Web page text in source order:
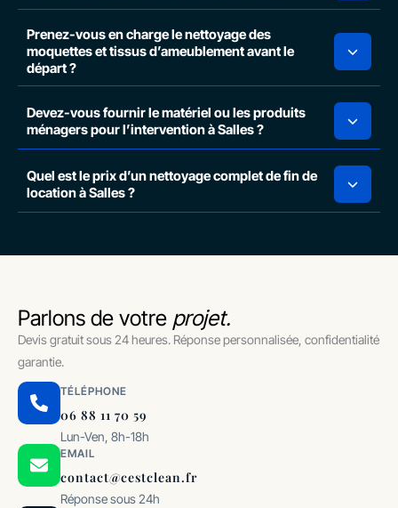
Prenez-vous en charge le nettoyage des
moquettes et tissus d’ameublement avant le
départ ?
Devez-vous fournir le matériel ou les produits
ménagers pour l’intervention à Salles ?
Quel est le prix d’un nettoyage complet de fin de
location à Salles ?
Parlons de votre projet.
Devis gratuit sous 24 heures. Réponse personnalisée, confidentialité
garantie.
TÉLÉPHONE
06 88 11 70 59
Lun-Ven, 8h-18h
EMAIL
contact@cestclean.fr
Réponse sous 24h